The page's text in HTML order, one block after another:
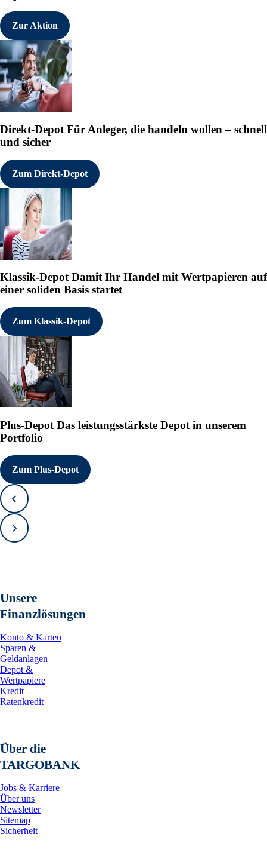
Zur Aktion
Direkt-Depot Für Anleger, die handeln wollen – schnell
und sicher
Zum Direkt-Depot
Klassik-DepotDamit Ihr Handel mit Wertpapieren auf
einer soliden Basis startet
Zum Klassik-Depot
Plus-Depot Das leistungsstärkste Depot in unserem
Portfolio
Zum Plus-Depot
Zurück
Vorwärts
Unsere
Finanzlösungen
Konto & Karten
Sparen &
Geldanlagen
Depot &
Wertpapiere
Kredit
Ratenkredit
Über die
TARGOBANK
Jobs & Karriere
Über uns
Newsletter
Sitemap
Sicherheit